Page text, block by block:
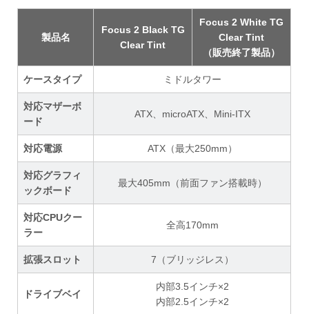
製品名
Focus 2 Black TG
Clear Tint
Focus 2 White TG
Clear Tint
（販売終了製品）
ケースタイプ ミドルタワー
対応マザーボ
ード
ATX、microATX、Mini-ITX
対応電源 ATX（最大250mm）
対応グラフィ
ックボード
最大405mm（前面ファン搭載時）
対応CPUクー
ラー
全高170mm
拡張スロット 7（ブリッジレス）
ドライブベイ
内部3.5インチ×2
内部2.5インチ×2